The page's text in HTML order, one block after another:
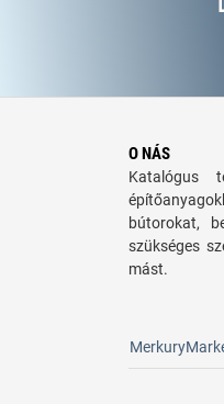
O NÁS
Katalógus
bútorokat,
szükséges
mást.